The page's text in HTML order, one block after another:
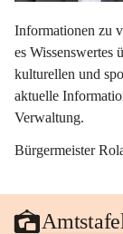
Informationen zu
es Wissenswertes
kulturellen und
aktuelle
Verwaltung.
Bürgermeister